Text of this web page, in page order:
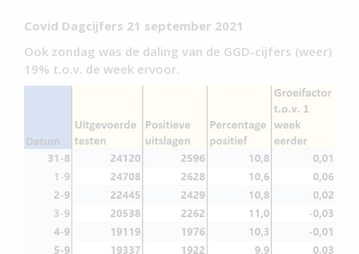
Covid Dagcijfers 21 september 2021
Ook zondag was de daling van de GGD-cijfers (weer)
19% t.o.v. de week ervoor.